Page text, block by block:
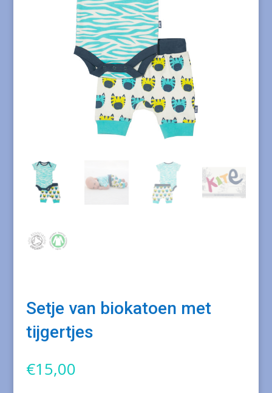
Setje van biokatoen met
tijgertjes
€15,00